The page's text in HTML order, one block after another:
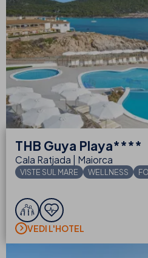
THB Guya Playa****
Cala Ratjada | Maiorca
VISTE SUL MARE WELLNESS
VEDI L'HOTEL